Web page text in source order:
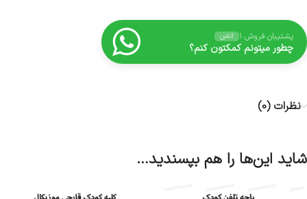
پشتیبان فروش ۱ آنلاین
چطور میتونم کمکتون کنم؟
نظرات (0)
شاید این‌ها را هم بپسندید…